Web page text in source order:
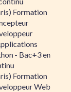
Formation
- Bac+3 en
Formation
Web